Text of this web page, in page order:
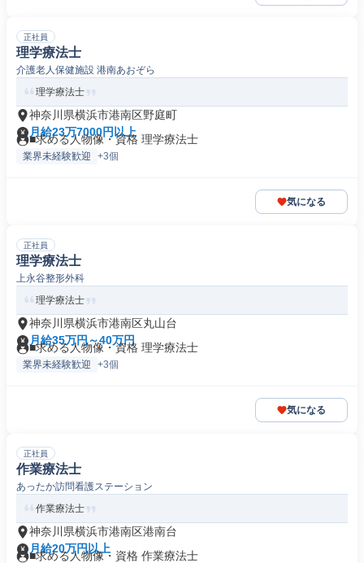
正社員
理学療法士
介護老人保健施設 港南あおぞら
理学療法士
神奈川県横浜市港南区野庭町
月給23万7000円以上
■求める人物像・資格 理学療法士
業界未経験歓迎 +3個
気になる
正社員
理学療法士
上永谷整形外科
理学療法士
神奈川県横浜市港南区丸山台
月給35万円～40万円
■求める人物像・資格 理学療法士
業界未経験歓迎 +3個
気になる
正社員
作業療法士
あったか訪問看護ステーション
作業療法士
神奈川県横浜市港南区港南台
月給20万円以上
■求める人物像・資格 作業療法士